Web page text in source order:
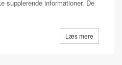
informationer. De
Læs mere